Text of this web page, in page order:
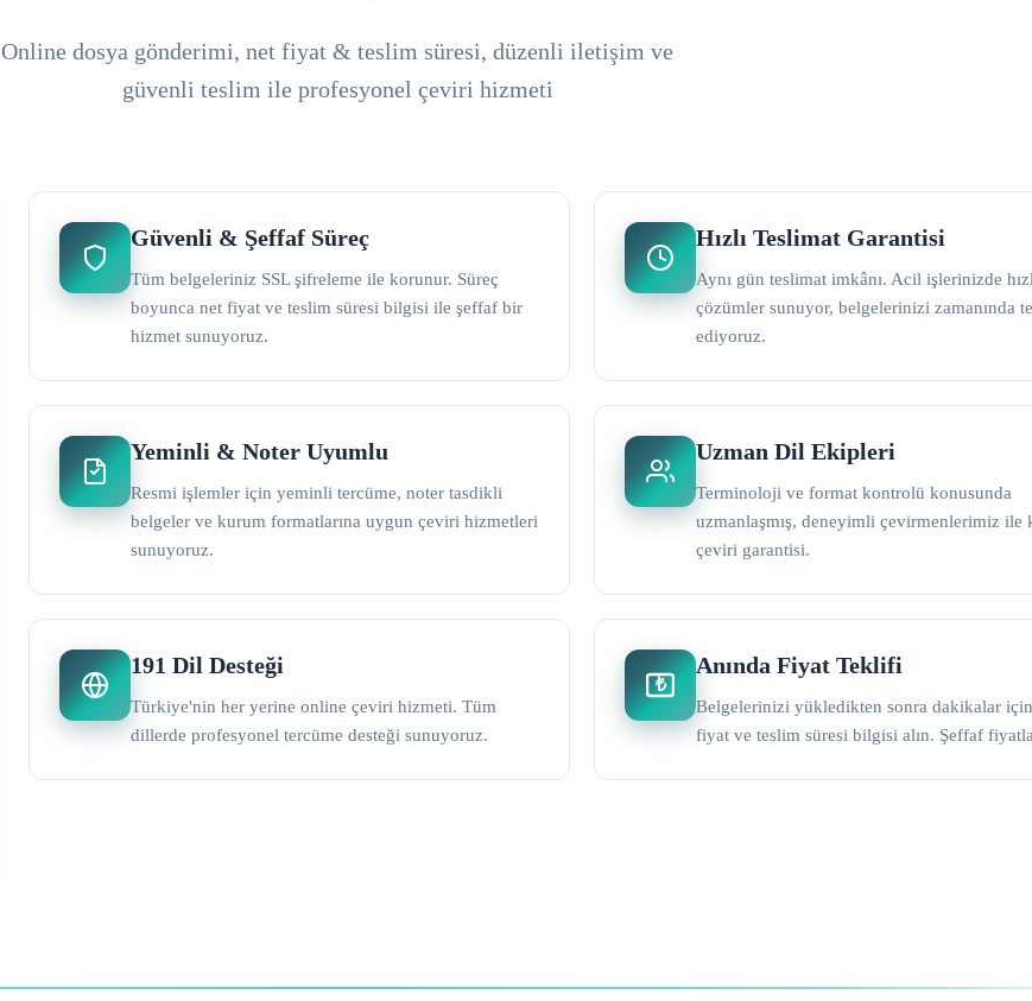
Online dosya gönderimi, net fiyat & teslim süresi, düzenli iletişim ve
güvenli teslim ile profesyonel çeviri hizmeti
Güvenli & Şeffaf Süreç
Tüm belgeleriniz SSL şifreleme ile korunur. Süreç
boyunca net fiyat ve teslim süresi bilgisi ile şeffaf bir
hizmet sunuyoruz.
Hızlı Teslimat Garantisi
Aynı gün teslimat imkânı. Acil işlerinizde
çözümler sunuyor, belgelerinizi zamanında
ediyoruz.
Yeminli & Noter Uyumlu
Resmi işlemler için yeminli tercüme, noter tasdikli
belgeler ve kurum formatlarına uygun çeviri hizmetleri
sunuyoruz.
Uzman Dil Ekipleri
Terminoloji ve format kontrolü konusunda
uzmanlaşmış, deneyimli çevirmenlerimiz ile
çeviri garantisi.
191 Dil Desteği
Türkiye'nin her yerine online çeviri hizmeti. Tüm
dillerde profesyonel tercüme desteği sunuyoruz.
₺
Anında Fiyat Teklifi
Belgelerinizi yükledikten sonra dakikalar
fiyat ve teslim süresi bilgisi alın. Şeffaf